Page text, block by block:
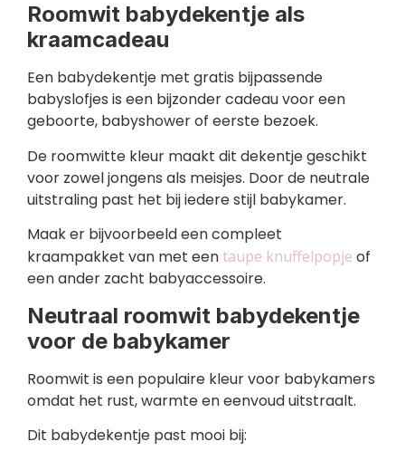
Roomwit babydekentje als
kraamcadeau
Een babydekentje met gratis bijpassende
babyslofjes is een bijzonder cadeau voor een
geboorte, babyshower of eerste bezoek.
De roomwitte kleur maakt dit dekentje geschikt
voor zowel jongens als meisjes. Door de neutrale
uitstraling past het bij iedere stijl babykamer.
Maak er bijvoorbeeld een compleet
kraampakket van met een taupe knuffelpopje of
een ander zacht babyaccessoire.
Neutraal roomwit babydekentje
voor de babykamer
Roomwit is een populaire kleur voor babykamers
omdat het rust, warmte en eenvoud uitstraalt.
Dit babydekentje past mooi bij: